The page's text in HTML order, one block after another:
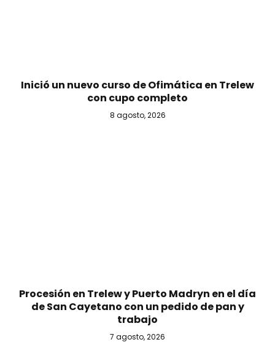
Inició un nuevo curso de Ofimática en Trelew
con cupo completo
8 agosto, 2026
Procesión en Trelew y Puerto Madryn en el día
de San Cayetano con un pedido de pan y
trabajo
7 agosto, 2026